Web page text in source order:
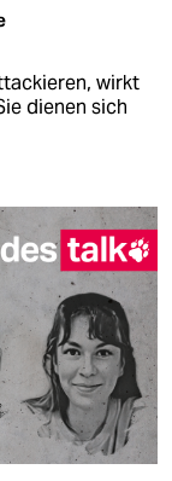
wirkt
dienen sich